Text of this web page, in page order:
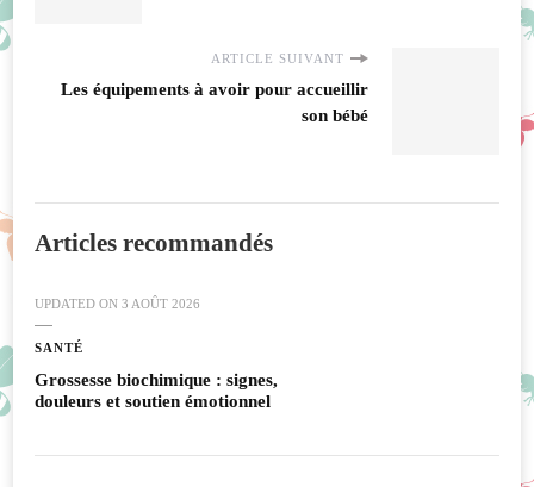
ARTICLE SUIVANT
Les équipements à avoir pour accueillir
son bébé
Articles recommandés
UPDATED ON 3 AOÛT 2026
SANTÉ
Grossesse biochimique : signes,
douleurs et soutien émotionnel